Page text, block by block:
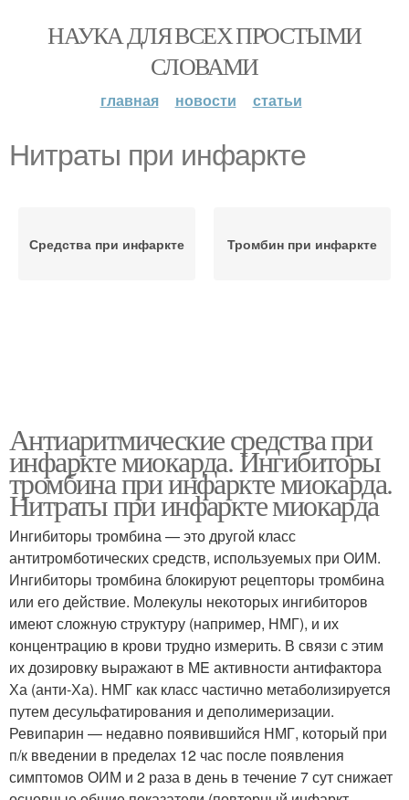
НАУКА ДЛЯ ВСЕХ ПРОСТЫМИ
СЛОВАМИ
главная новости статьи
Нитраты при инфаркте
Средства при инфаркте Тромбин при инфаркте
Антиаритмические средства при
инфаркте миокарда. Ингибиторы
тромбина при инфаркте миокарда.
Нитраты при инфаркте миокарда
Ингибиторы тромбина — это другой класс
антитромботических средств, используемых при ОИМ.
Ингибиторы тромбина блокируют рецепторы тромбина
или его действие. Молекулы некоторых ингибиторов
имеют сложную структуру (например, НМГ), и их
концентрацию в крови трудно измерить. В связи с этим
их дозировку выражают в ME активности антифактора
Ха (анти-Ха). НМГ как класс частично метаболизируется
путем десульфатирования и деполимеризации.
Ревипарин — недавно появившийся НМГ, который при
п/к введении в пределах 12 час после появления
симптомов ОИМ и 2 раза в день в течение 7 сут снижает